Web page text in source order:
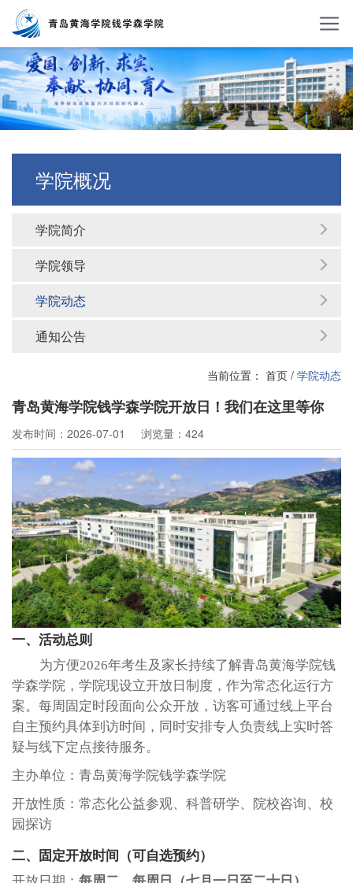
学院概况
学院简介
学院领导
学院动态
通知公告
当前位置： 首页 / 学院动态
青岛黄海学院钱学森学院开放日！我们在这里等你
发布时间：2026-07-01 浏览量：424
一、活动总则
为方便2026年考生及家长持续了解青岛黄海学院钱
学森学院，学院现设立开放日制度，作为常态化运行方
案。每周固定时段面向公众开放，访客可通过线上平台
自主预约具体到访时间，同时安排专人负责线上实时答
疑与线下定点接待服务。
主办单位：青岛黄海学院钱学森学院
开放性质：常态化公益参观、科普研学、院校咨询、校
园探访
二、固定开放时间（可自选预约）